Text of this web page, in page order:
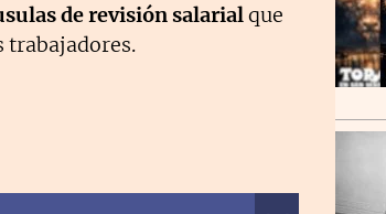
de revisión salarialque
trabajadores.